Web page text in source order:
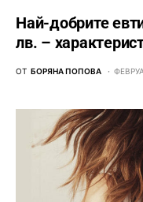
Най-добрите
лв. –
ОТ БОРЯНА ПОПОВА